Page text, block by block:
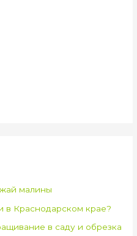
малины
в Краснодарском крае?
в саду и обрезка